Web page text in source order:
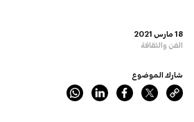
18 مارس 2021
الفن والثقافة
شارك الموضوع